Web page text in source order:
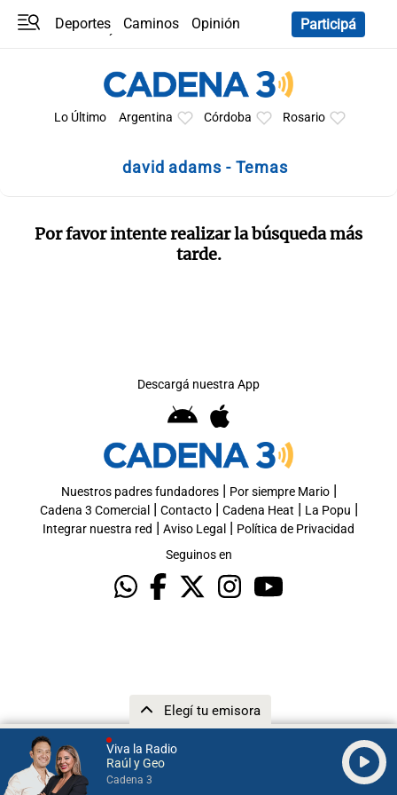
Viva la Radio
Raúl y Geo
Cadena 3
Elegí tu emisora
Deportes Caminos
Opinión
Participá
Lo Último Argentina Córdoba Rosario
david adams - Temas
Por favor intente realizar la búsqueda más
tarde.
Descargá nuestra App
Nuestros padres fundadores| Por siempre Mario|
Cadena 3 Comercial | Contacto| Cadena Heat | La Popu |
Integrar nuestra red | Aviso Legal | Política de Privacidad
Seguinos en